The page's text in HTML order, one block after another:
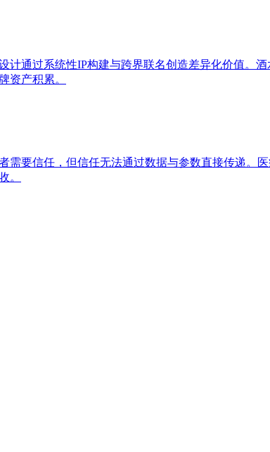
计通过系统性IP构建与跨界联名创造差异化价值。
资产积累。
需要信任，但信任无法通过数据与参数直接传递
。